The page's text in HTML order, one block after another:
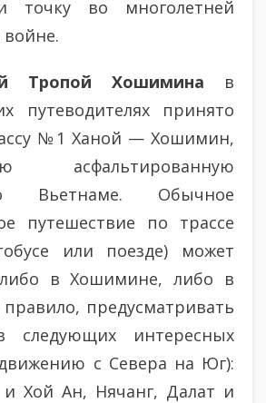
точку во многолетней
Тропой Хошимина в
путеводителях принято
№1 Ханой — Хошимин,
асфальтированную
Вьетнаме. Обычное
путешествие по трассе
или поезде) может
либо в Хошимине, либо в
предусматривать
следующих интересных
с Севера на Юг):
Хой Ан, Нячанг, Далат и